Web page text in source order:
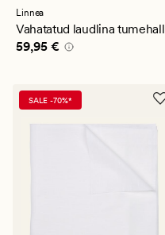
keskmise
hinnanguga
4
Linnea
Vahatatud laudlina tumehall
Pris_ee 59,95 €
59,95 €
SALE -70%*